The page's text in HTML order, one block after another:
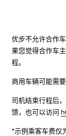
优步不允许合作
果您觉得合作车
程。
商用车辆可能需
司机结束行程后
馈，也可以访问
*示例乘客车费仅